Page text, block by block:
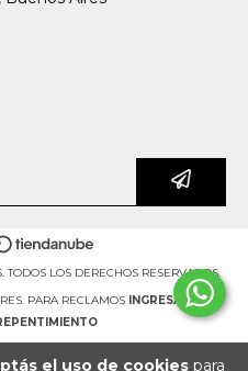
el uso de cookiespara
LOS DERECHOS RESERVADOS.
PARA RECLAMOS
INGRESÁ ACÁ.